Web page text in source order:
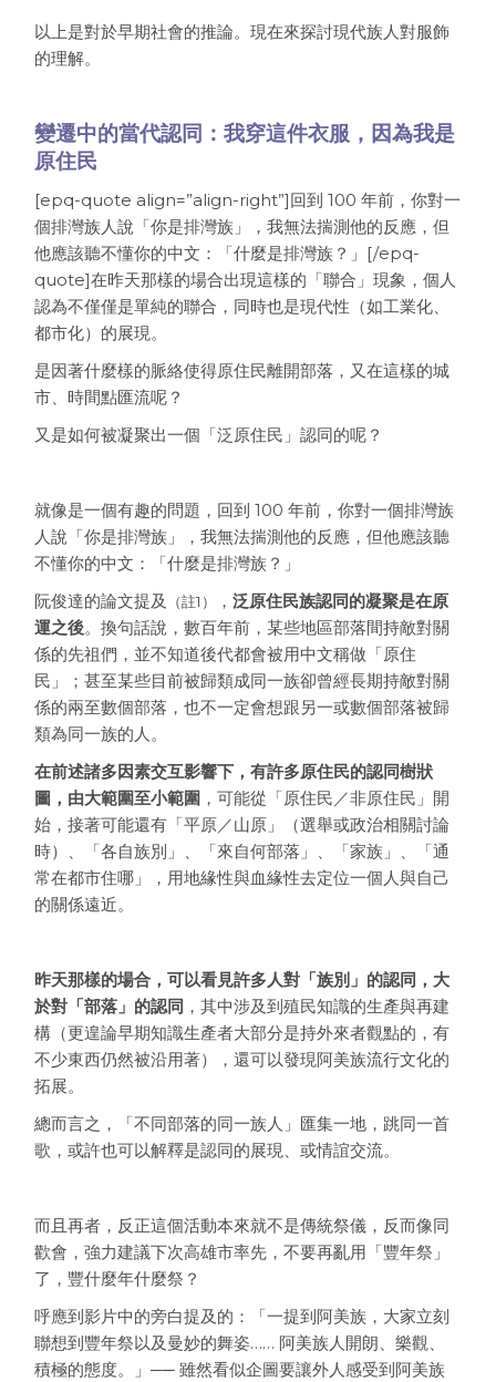
以上是對於早期社會的推論。現在來探討現代族人對服飾
的理解。
變遷中的當代認同：我穿這件衣服，因為我是
原住民
[epq-quote align=”align-right”]回到 100 年前，你對一
個排灣族人說「你是排灣族」，我無法揣測他的反應，但
他應該聽不懂你的中文：「什麼是排灣族？」[/epq-
quote]在昨天那樣的場合出現這樣的「聯合」現象，個人
認為不僅僅是單純的聯合，同時也是現代性（如工業化、
都市化）的展現。
是因著什麼樣的脈絡使得原住民離開部落，又在這樣的城
市、時間點匯流呢？
又是如何被凝聚出一個「泛原住民」認同的呢？
就像是一個有趣的問題，回到 100 年前，你對一個排灣族
人說「你是排灣族」，我無法揣測他的反應，但他應該聽
不懂你的中文：「什麼是排灣族？」
阮俊達的論文提及
（註1） ，泛原住民族認同的凝聚是在原
運之後。換句話說，數百年前，某些地區部落間持敵對關
係的先祖們，並不知道後代都會被用中文稱做「原住
民」；甚至某些目前被歸類成同一族卻曾經長期持敵對關
係的兩至數個部落，也不一定會想跟另一或數個部落被歸
類為同一族的人。
在前述諸多因素交互影響下，有許多原住民的認同樹狀
圖，由大範圍至小範圍 ，可能從「原住民／非原住民」開
始，接著可能還有「平原／山原」（選舉或政治相關討論
時）、「各自族別」、「來自何部落」、「家族」、「通
常在都市住哪」，用地緣性與血緣性去定位一個人與自己
的關係遠近。
昨天那樣的場合，可以看見許多人對「族別」的認同，大
於對「部落」的認同 ，其中涉及到殖民知識的生產與再建
構（更遑論早期知識生產者大部分是持外來者觀點的，有
不少東西仍然被沿用著），還可以發現阿美族流行文化的
拓展。
總而言之，「不同部落的同一族人」匯集一地，跳同一首
歌，或許也可以解釋是認同的展現、或情誼交流。
而且再者，反正這個活動本來就不是傳統祭儀，反而像同
歡會，強力建議下次高雄市率先，不要再亂用「豐年祭」
了，豐什麼年什麼祭？
呼應到影片中的旁白提及的：「一提到阿美族，大家立刻
聯想到豐年祭以及曼妙的舞姿…… 阿美族人開朗、樂觀、
積極的態度。」── 雖然看似企圖要讓外人感受到阿美族